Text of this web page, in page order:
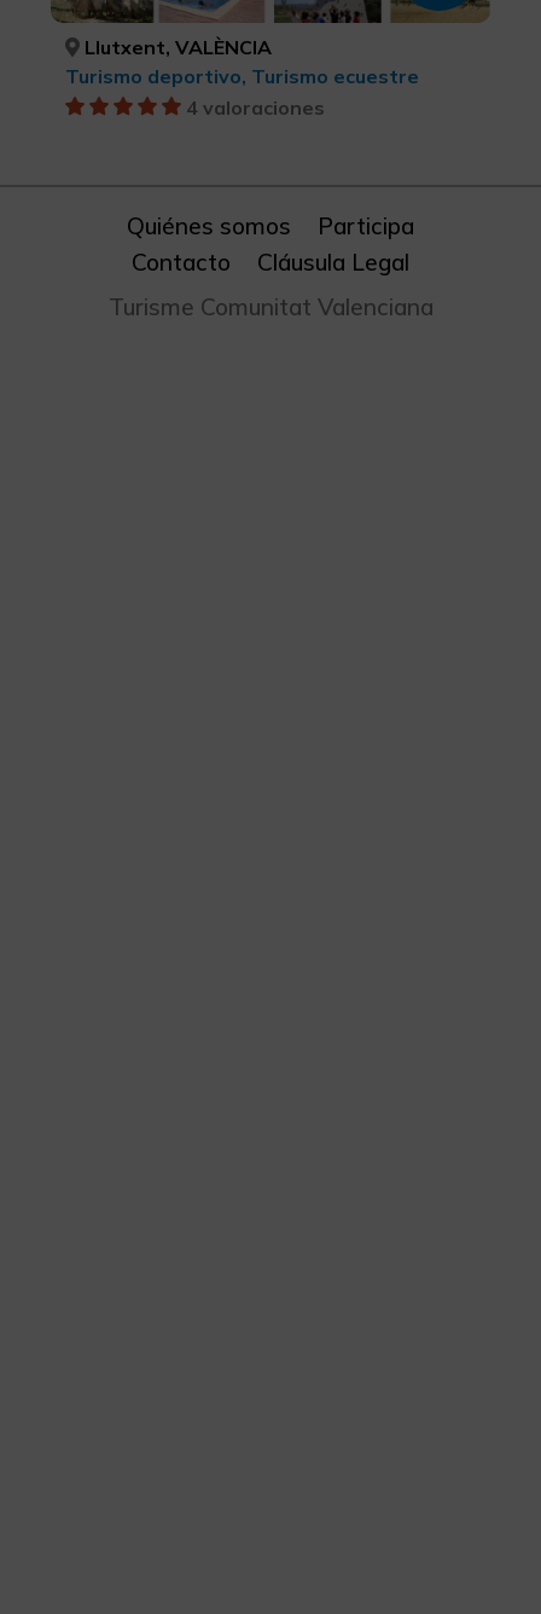
Llutxent, VALÈNCIA
Turismo deportivo, Turismo ecuestre
4 valoraciones
Quiénes somos
Participa
Contacto
Cláusula Legal
Turisme Comunitat Valenciana